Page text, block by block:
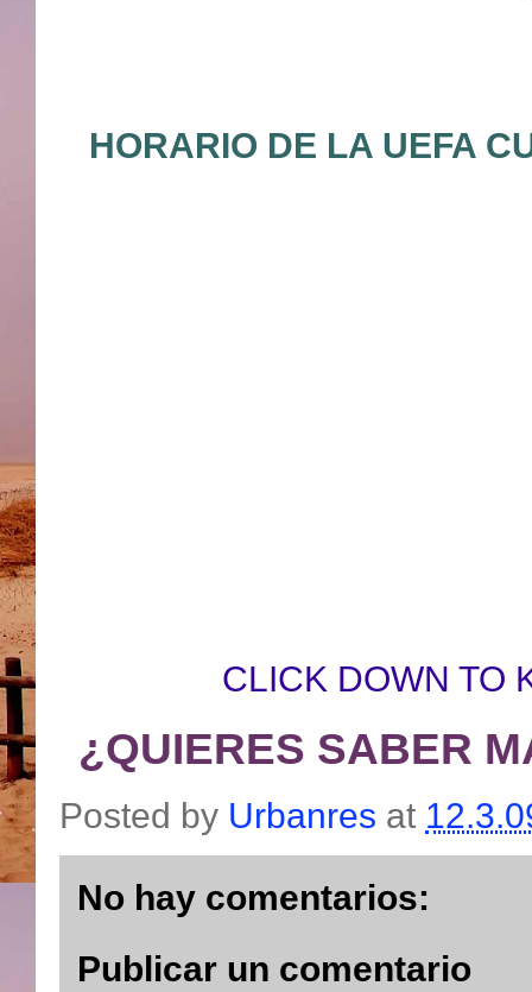
HORARIO DE LA UEFA
CLICK DOWN TO
¿QUIERES SABER
Posted by Urbanres at
No hay comentarios:
Publicar un comentario